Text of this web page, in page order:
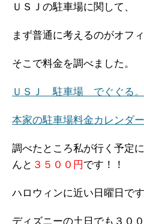
ＵＳＪの駐車場に関して、
まず普通に考えるのがオフ
そこで料金を調べました。
ＵＳＪ 駐車場 でぐぐる。
本家の駐車場料金カレンダー
調べたところ私が行く予定
んと ３５００円 です！！
ハロウィンに近い日曜日です
ディズニーの土日でも３０